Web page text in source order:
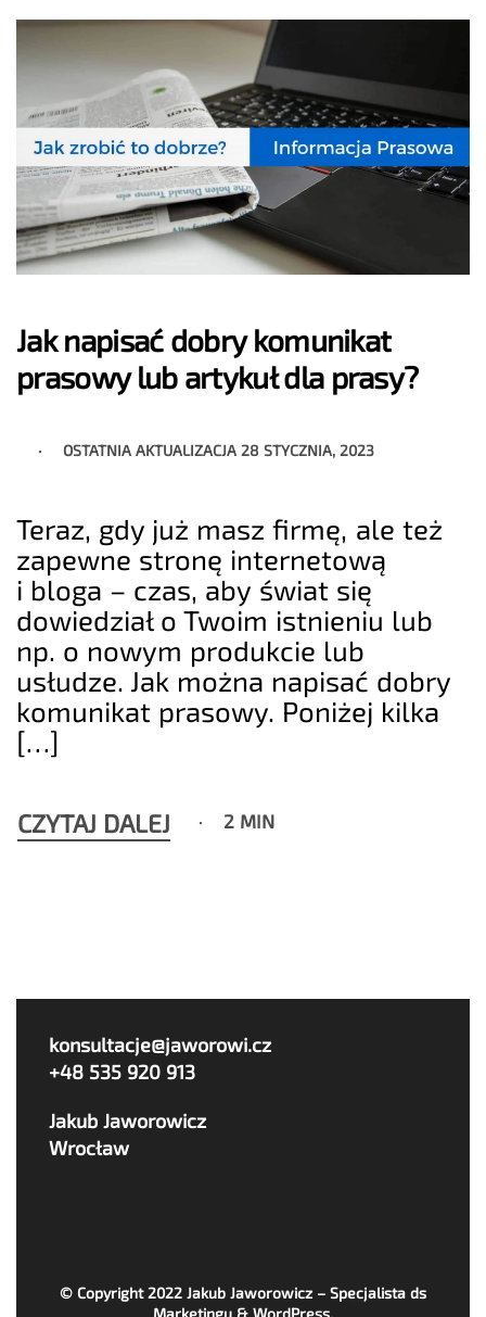
Jak napisać dobry komunikat
prasowy lub artykuł dla prasy?
OSTATNIA AKTUALIZACJA 28 STYCZNIA, 2023
Teraz, gdy już masz firmę, ale też
zapewne stronę internetową
i bloga – czas, aby świat się
dowiedział o Twoim istnieniu lub
np. o nowym produkcie lub
usłudze. Jak można napisać dobry
komunikat prasowy. Poniżej kilka
[…]
CZYTAJ DALEJ 2 MIN
konsultacje@jaworowi.cz
+48 535 920 913
Jakub Jaworowicz
Wrocław
© Copyright 2022 Jakub Jaworowicz – Specjalista ds